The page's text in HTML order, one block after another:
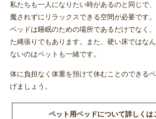
私たちも一人になりたい時があるのと同じで
魔されずにリラックスできる空間が必要です。
ベッドは睡眠のための場所であるだけでなく
た縄張りでもあります。また、硬い床ではな
ないのはペットも一緒です。
体に負担なく体重を預けて休むことのできる
げましょう。
ペット用ベッドについて詳しくは